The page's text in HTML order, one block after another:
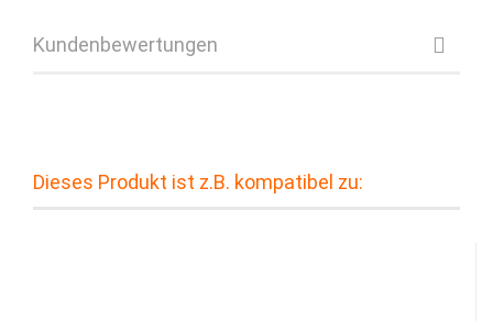
Kundenbewertungen
Dieses Produkt ist z.B. kompatibel zu: